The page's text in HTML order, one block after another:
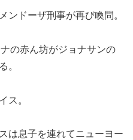
ンドーザ刑事が再び喚問。
の赤ん坊がジョナサンの
。
ス。
は息子を連れてニューヨー